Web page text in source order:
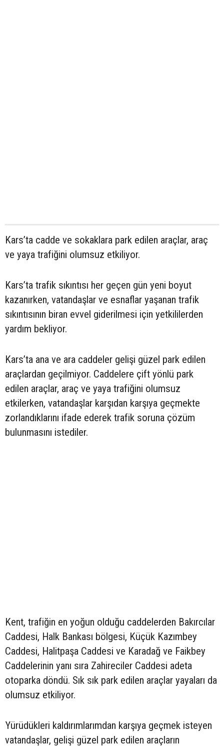
Kars’ta cadde ve sokaklara park edilen araçlar, araç
ve yaya trafiğini olumsuz etkiliyor.
Kars’ta trafik sıkıntısı her geçen gün yeni boyut
kazanırken, vatandaşlar ve esnaflar yaşanan trafik
sıkıntısının biran evvel giderilmesi için yetkililerden
yardım bekliyor.
Kars’ta ana ve ara caddeler gelişi güzel park edilen
araçlardan geçilmiyor. Caddelere çift yönlü park
edilen araçlar, araç ve yaya trafiğini olumsuz
etkilerken, vatandaşlar karşıdan karşıya geçmekte
zorlandıklarını ifade ederek trafik soruna çözüm
bulunmasını istediler.
Kent, trafiğin en yoğun olduğu caddelerden Bakırcılar
Caddesi, Halk Bankası bölgesi, Küçük Kazımbey
Caddesi, Halitpaşa Caddesi ve Karadağ ve Faikbey
Caddelerinin yanı sıra Zahireciler Caddesi adeta
otoparka döndü. Sık sık park edilen araçlar yayaları da
olumsuz etkiliyor.
Yürüdükleri kaldırımlarımdan karşıya geçmek isteyen
vatandaşlar, gelişi güzel park edilen araçların